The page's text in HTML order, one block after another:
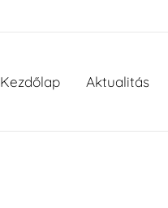
Kezdőlap Aktualitás